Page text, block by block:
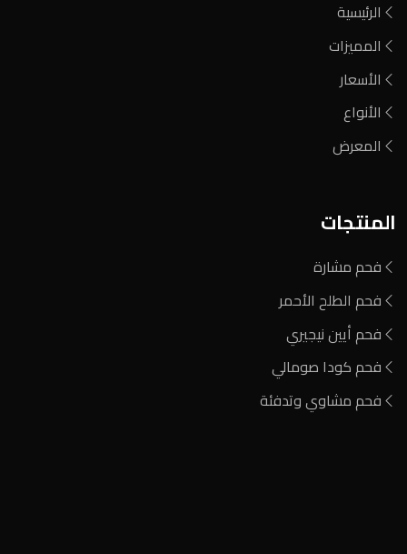
الرئيسية
المميزات
الأسعار
الأنواع
المعرض
المنتجات
فحم مشارة
فحم الطلح الأحمر
فحم أيين نيجيري
فحم كودا صومالي
فحم مشاوي وتدفئة